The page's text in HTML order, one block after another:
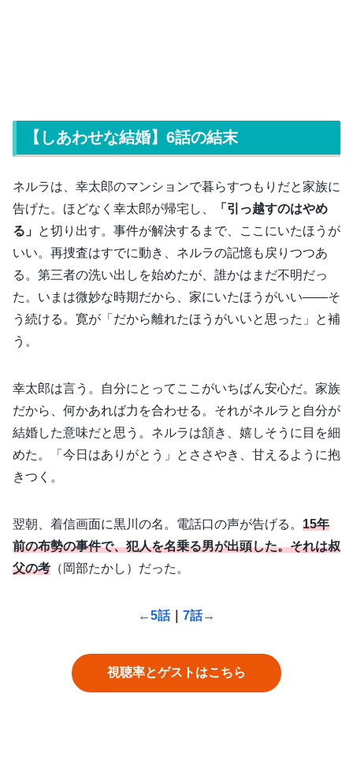
【しあわせな結婚】6話の結末
ネルラは、幸太郎のマンションで暮らすつもりだと家族に
告げた。ほどなく幸太郎が帰宅し、
「引っ越すのはやめ
る」 と切り出す。事件が解決するまで、ここにいたほうが
いい。再捜査はすでに動き、ネルラの記憶も戻りつつあ
る。第三者の洗い出しを始めたが、誰かはまだ不明だっ
た。いまは微妙な時期だから、家にいたほうがいい――そ
う続ける。寛が「だから離れたほうがいいと思った」と補
う。
幸太郎は言う。自分にとってここがいちばん安心だ。家族
だから、何かあれば力を合わせる。それがネルラと自分が
結婚した意味だと思う。ネルラは頷き、嬉しそうに目を細
めた。「今日はありがとう」とささやき、甘えるように抱
きつく。
翌朝、着信画面に黒川の名。電話口の声が告げる。 15年
前の布勢の事件で、犯人を名乗る男が出頭した。それは叔
父の考 （岡部たかし）だった。
←5話｜ 7話→
視聴率とゲストはこちら